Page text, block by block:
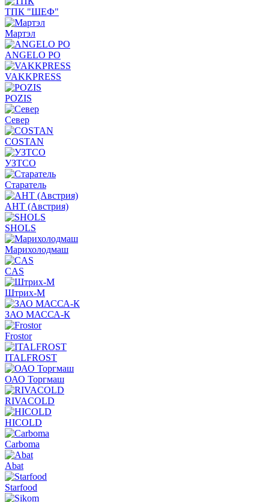
ТПК "ШЕФ"
Мартэл
ANGELO PO
VAKKPRESS
POZIS
Север
COSTAN
УЗТСО
Старатель
АНТ (Австрия)
SHOLS
Марихолодмаш
CAS
Штрих-М
ЗАО МАССА-К
Frostor
ITALFROST
ОАО Торгмаш
RIVACOLD
HICOLD
Carboma
Abat
Starfood